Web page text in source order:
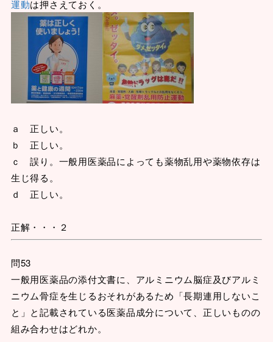
運動は押さえておく。
ａ 正しい。
ｂ 正しい。
ｃ 誤り。一般用医薬品によっても薬物乱用や薬物依存は
生じ得る。
ｄ 正しい。
正解・・・２
問53
一般用医薬品の添付文書に、アルミニウム脳症及びアルミ
ニウム骨症を生じるおそれがあるため「長期連用しないこ
と」と記載されている医薬品成分について、正しいものの
組み合わせはどれか。